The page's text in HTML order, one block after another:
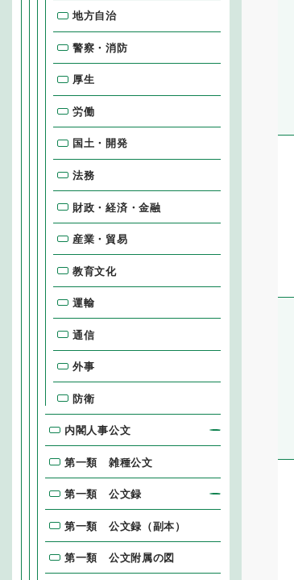
地方自治
警察・消防
厚生
労働
国土・開発
法務
財政・経済・金融
産業・貿易
教育文化
運輸
通信
外事
防衛
内閣人事公文
第一類 雑種公文
第一類 公文録
第一類 公文録（副本）
第一類 公文附属の図